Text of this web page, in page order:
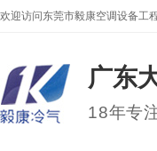
欢迎访问东莞市毅康空调设备工
广东
18年专